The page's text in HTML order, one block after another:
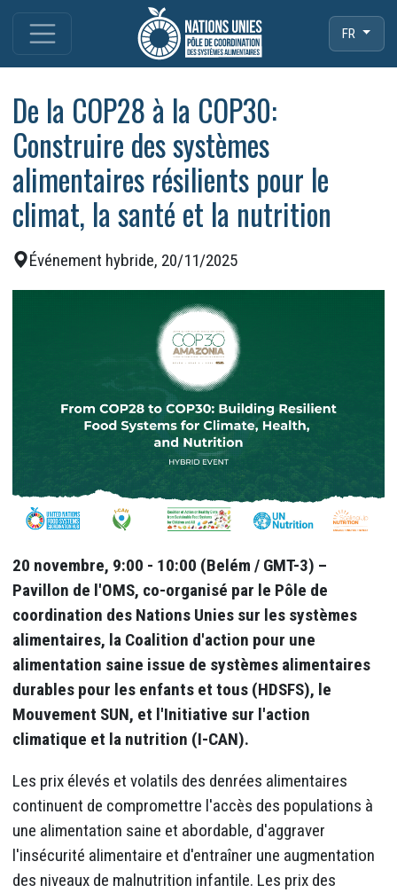
FR
De la COP28 à la COP30:
Construire des systèmes
alimentaires résilients pour le
climat, la santé et la nutrition
Événement hybride, 20/11/2025
20 novembre, 9:00 - 10:00 (Belém / GMT-3) –
Pavillon de l'OMS, co-organisé par le Pôle de
coordination des Nations Unies sur les systèmes
alimentaires, la Coalition d'action pour une
alimentation saine issue de systèmes alimentaires
durables pour les enfants et tous (HDSFS), le
Mouvement SUN, et l'Initiative sur l'action
climatique et la nutrition (I-CAN).
Les prix élevés et volatils des denrées alimentaires
continuent de compromettre l'accès des populations à
une alimentation saine et abordable, d'aggraver
l'insécurité alimentaire et d'entraîner une augmentation
des niveaux de malnutrition infantile. Les prix des